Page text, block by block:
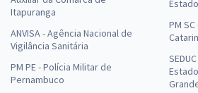
Itapuranga
ANVISA - Agência Nacional de
Vigilância Sanitária
PM PE - Polícia Militar de
Pernambuco
PM